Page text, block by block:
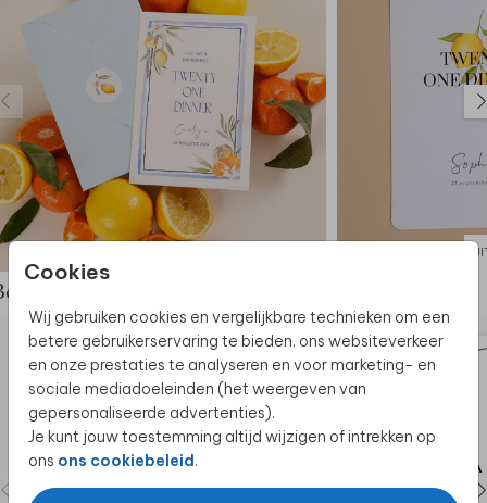
Cookies
Wij gebruiken cookies en vergelijkbare technieken om een
betere gebruikerservaring te bieden, ons websiteverkeer
en onze prestaties te analyseren en voor marketing- en
sociale mediadoeleinden (het weergeven van
gepersonaliseerde advertenties).
Je kunt jouw toestemming altijd wijzigen of intrekken op
ons ons cookiebeleid.
de complete set